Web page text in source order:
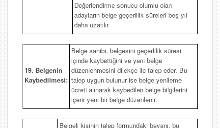
Değerlendirme sonucu olumlu olan
adayların belge geçerlilik süreleri beş yıl
daha uzatılır.
19. Belgenin
Kaybedilmesi:
Belge sahibi, belgesini geçerlilik süresi
içinde kaybettiğini ve yeni belge
düzenlenmesini dilekçe ile talep eder. Bu
talep uygun bulunur ise belge yenileme
ücreti alınarak kaybedilen belge bilgilerini
içerir yeni bir belge düzenlenir.
Belgeli kişinin talep formundaki beyanı, bu